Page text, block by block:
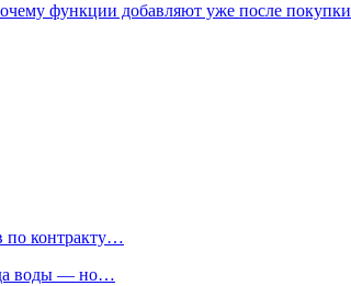
функции добавляют уже после покупки
по контракту…
воды — но…